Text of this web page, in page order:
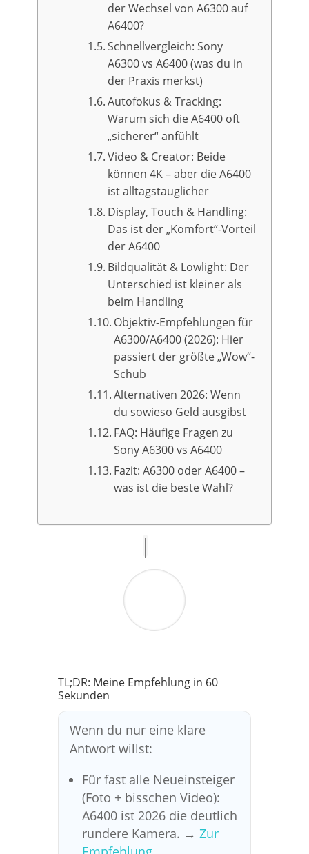
der Wechsel von A6300 auf
A6400?
Schnellvergleich: Sony
A6300 vs A6400 (was du in
der Praxis merkst)
Autofokus & Tracking:
Warum sich die A6400 oft
„sicherer“ anfühlt
Video & Creator: Beide
können 4K – aber die A6400
ist alltagstauglicher
Display, Touch & Handling:
Das ist der „Komfort“-Vorteil
der A6400
Bildqualität & Lowlight: Der
Unterschied ist kleiner als
beim Handling
Objektiv-Empfehlungen für
A6300/A6400 (2026): Hier
passiert der größte „Wow“-
Schub
Alternativen 2026: Wenn
du sowieso Geld ausgibst
FAQ: Häufige Fragen zu
Sony A6300 vs A6400
Fazit: A6300 oder A6400 –
was ist die beste Wahl?
TL;DR: Meine Empfehlung in 60
Sekunden
Wenn du nur eine klare
Antwort willst:
Für fast alle Neueinsteiger
(Foto + bisschen Video):
A6400 ist 2026 die deutlich
rundere Kamera. → Zur